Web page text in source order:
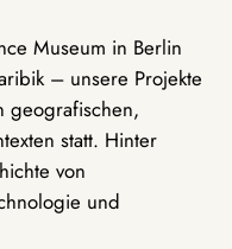
Museum in Berlin
– unsere Projekte
geografischen,
statt. Hinter
von
und